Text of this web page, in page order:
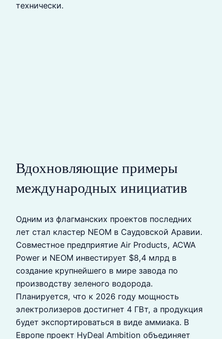
технически.
Вдохновляющие примеры
международных инициатив
Одним из флагманских проектов последних
лет стал кластер NEOM в Саудовской Аравии.
Совместное предприятие Air Products, ACWA
Power и NEOM инвестирует $8,4 млрд в
создание крупнейшего в мире завода по
производству зеленого водорода.
Планируется, что к 2026 году мощность
электролизеров достигнет 4 ГВт, а продукция
будет экспортироваться в виде аммиака. В
Европе проект HyDeal Ambition объединяет